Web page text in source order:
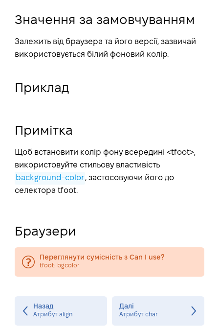
Значення за замовчуванням
Залежить від браузера та його версії, зазвичай
використовується білий фоновий колір.
Приклад
Примітка
Щоб встановити колір фону всередині <tfoot>,
використовуйте стильову властивість
background-color, застосовуючи його до
селектора tfoot.
Браузери
Переглянути сумісність з Can I use?
tfoot: bgcolor
Назад
Атрибут align
Далі
Атрибут char